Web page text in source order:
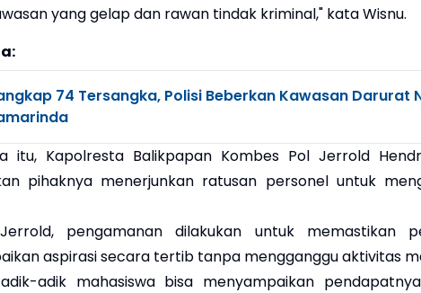
yang gelap dan rawan tindak kriminal," kata Wisnu.
74 Tersangka, Polisi Beberkan Kawasan Darurat
itu, Kapolresta Balikpapan Kombes Pol Jerrold
pihaknya menerjunkan ratusan personel untuk
pengamanan dilakukan untuk memastikan
aspirasi secara tertib tanpa mengganggu aktivitas
adik mahasiswa bisa menyampaikan